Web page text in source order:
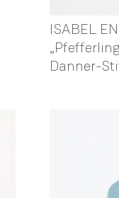
ISABEL
Danner-